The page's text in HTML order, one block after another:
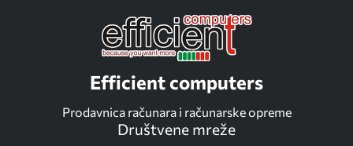
Efficient computers
Prodavnica računara i računarske opreme
Društvene mreže